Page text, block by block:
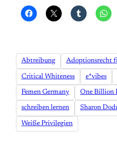
Abtreibung Adoptionsrecht
Critical Whiteness e*vibes
Femen Germany One Billion
schreiben lernen Sharon
Weiße Privilegien